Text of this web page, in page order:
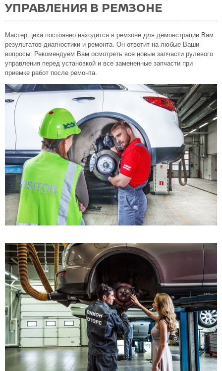
УПРАВЛЕНИЯ В РЕМЗОНЕ
Мастер цеха постоянно находится в ремзоне для демонстрации Вам
результатов диагностики и ремонта. Он ответит на любые Ваши
вопросы. Рекомендуем Вам осмотреть все новые запчасти рулевого
управления перед установкой и все замененные запчасти при
приемке работ после ремонта.